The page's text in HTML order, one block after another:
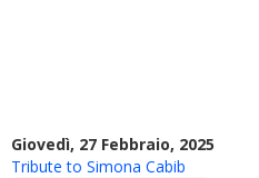
Giovedì, 27 Febbraio, 2025
Tribute to Simona Cabib